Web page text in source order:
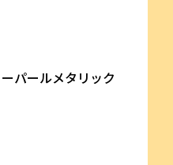
パールメタリック